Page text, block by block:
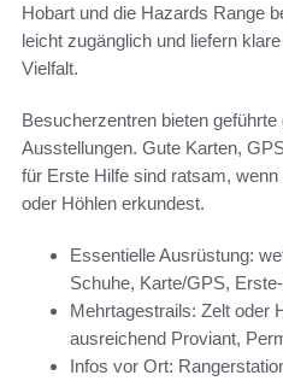
Hobart und die Hazards Range
leicht zugänglich und liefern
Vielfalt.
Besucherzentren bieten
Ausstellungen. Gute Karten,
für Erste Hilfe sind ratsam,
oder Höhlen erkundest.
Essentielle Ausrüstung:
Schuhe, Karte/GPS,
Mehrtagestrails: Zelt oder
ausreichend Proviant,
Infos vor Ort: